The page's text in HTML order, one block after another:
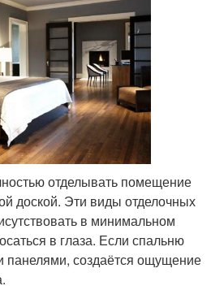
отделывать помещение
доской. Эти виды отделочных
в минимальном
в глаза. Если спальню
создаётся ощущение